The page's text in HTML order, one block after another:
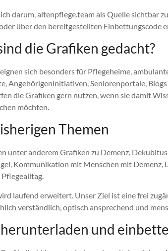
darum, altenpflege.team als Quelle sichtbar
über den bereitgestellten Einbettungscode
die Grafiken gedacht?
sich besonders für Pflegeheime,
Angehörigeninitiativen, Seniorenportale,
die Grafiken gern nutzen, wenn sie damit
möchten.
Themen
unter anderem Grafiken zu Demenz,
Kommunikation mit Menschen mit Demenz,
laufend erweitert. Unser Ziel ist eine frei
verständlich, optisch ansprechend und
und